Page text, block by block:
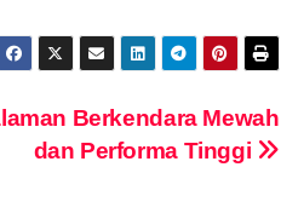
Berkendara Mewah
dan Performa Tinggi